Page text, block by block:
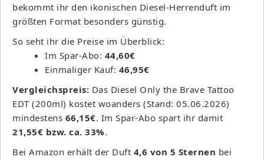
bekommt ihr den ikonischen Diesel-Herrenduft im
größten Format besonders günstig.
So seht ihr die Preise im Überblick:
Im Spar-Abo: 44,60€
Einmaliger Kauf: 46,95€
Vergleichspreis: Das Diesel Only the Brave Tattoo
EDT (200ml) kostet woanders (Stand: 05.06.2026)
mindestens 66,15€. Im Spar-Abo spart ihr damit
21,55€ bzw. ca. 33%.
Bei Amazon erhält der Duft 4,6 von 5 Sternen bei